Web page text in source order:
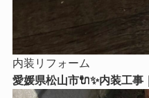
内装リフォーム
愛媛県松山市🔌✨内装工